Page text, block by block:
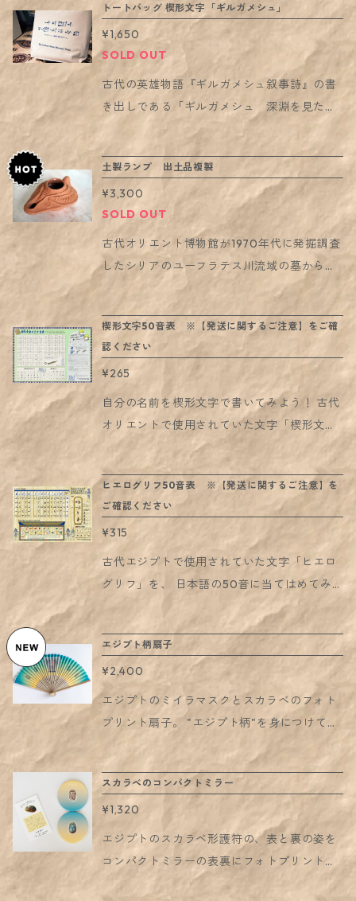
トートバッグ 楔形文字「ギルガメシュ」
¥1,650
SOLD OUT
古代の英雄物語『ギルガメシュ叙事詩』の書
き出しである「ギルガメシュ 深淵を見た
人」という言葉が楔形文字で記されたトート
バッグ。 当館の月本館長による監修です。
【サイズ】 本体部分約36cm×36cm×マチ11c
m（縫製による多少の差異があります） A4サ
イズのものが入ります。 写真3枚目もご参照
ください。 ■ ギルガメシュについては、以下
の関連アイテムも是非ご覧ください。 「ギル
ガメシュと古代オリエントの英雄たち」図
録： https://aomtokyo.thebase.in/items/
38739345 朗読ギルガメシュ叙事詩CD： h
ttps://aomtokyo.thebase.in/items/3861067
5
土製ランプ 出土品複製
¥3,300
SOLD OUT
古代オリエント博物館が1970年代に発掘調査
したシリアのユーフラテス川流域の墓から出
土した、6〜7世紀のランプの複製です。 3D
データをもとに作った型を用いて粘土に文様
をつけた後、焼成しました。古代と同じ製作
方法です。 上の中央の穴からオリーブ油など
の油を入れ、灯芯を左側の火口から出して、
火を灯しました。 ゆらゆらと揺れる炎に、当
時の人々はどのような想いを託したのでしょ
うか。 ご使用方法： ・油と灯芯を使ってラン
プとして（オリーブオイル、サラダオイルな
どの食用油が使えます） ・直接火を点けるの
がご不安な場合は、LEDキャンドル台として
・薄く水を入れ、花器・水盤として ・ドライ
フラワーなどのデコレーション台として ・ア
ロマオイルなどを垂らして、アロマディッシ
ださい。 サイズ：長約8cm×最大幅約6.5cm×
高約4cm ※製造過程での焼成具合により、サ
イズや色などに製品ごとの個体差がありま
す。 ◆ 関連のカタログ 「魅惑のランプ」図
録 詳細： https://aomtokyo.thebase.in/item
s/38743063 ◆ 送料につきまして ・本ランプ
は割れ物のため、原則として宅配便での発送
対応となります。ご了承ください。 - - - ペ
ージ下部の「ご使用上のご注意」を必ずお確
切れの場合も再入荷の予定があります。「再
入荷通知登録」をしてお待ちいただければと
存じます。
楔形文字50音表 ※【発送に関するご注意】をご確
認ください
¥265
自分の名前を楔形文字で書いてみよう！ 古代
オリエントで使用されていた文字「楔形文
字」を、 日本語の50音に当てはめてみまし
た。 粘土を使って楔形文字を記す方法のコラ
ムも載っているので、 ご自宅で楔形文字体験
をして遊んでいただくことができます。 A3サ
イズのポスター状の商品です。 壁に貼った
り、フレームに入れて飾るなどしてお使いく
ださい。 【発送に関するご注意】 ◉折らずに
丸めた状態でのお届けをご希望の場合： ・発
送方法で「ポスター用」または「宅配便」を
ご選択ください。 ※なお、「ポスター用」を
選択された場合、他の商品との同梱はできま
せん。 （複数枚ご注文いただくことは可能で
す。また、「楔形文字50音表」と「ヒエログ
リフ50音表」の同梱は可能です） ◉折りたた
んでのお届けでも良いという場合： ・発送方
法で「レターパック」等をご選択いただけま
す。 その場合、他の商品とも同梱が可能で
す。 ※折りたたんだ状態でお届けします。折
り目がつくことをご了承ください。「レター
パック」を選択された場合は、上記の点につ
いて予めご了承いただいたものとさせていた
ヒエログリフ50音表 ※【発送に関するご注意】を
ご確認ください
¥315
古代エジプトで使用されていた文字「ヒエロ
グリフ」を、 日本語の50音に当てはめてみ
ました。 ご自分の名前を書いたり、ヒエログ
リフで愛をつづったりも……！？ B3サイズの
ポスター状の商品です。 壁に貼ったり、フレ
ームに入れて飾るなどしてお使いください。
【発送に関するご注意】 ◉折らずに丸めた状
態でのお届けをご希望の場合： ・発送方法で
「ポスター用」または「宅配便」をご選択く
ださい。 ※なお、「ポスター用」を選択され
た場合、他の商品との同梱はできません。
（複数枚ご注文いただくことは可能です。ま
た、「楔形文字50音表」と「ヒエログリフ5
0音表」の同梱は可能です） ◉折りたたんでの
お届けでも良いという場合： ・発送方法で
「レターパック」等をご選択いただけます。
エジプト柄扇子
¥2,400
エジプトのミイラマスクとスカラベのフォト
プリント扇子。 "エジプト柄"を身につけてみ
ラー）： https://aomtokyo.thebase.in/ite
ms/78938659 素材：ポリエステル・唐木 サ
イズ：7寸30間
スカラベのコンパクトミラー
¥1,320
エジプトのスカラベ形護符の、表と裏の姿を
コンパクトミラーの表裏にフォトプリントし
ました。 どちらの姿も楽しめる、リバーシブ